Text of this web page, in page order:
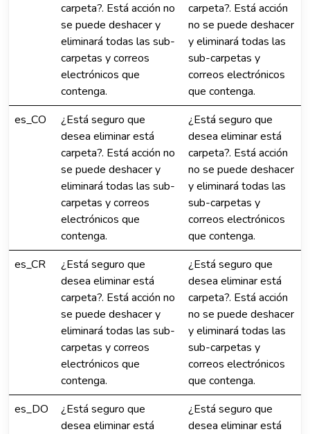
carpeta?. Está acción no
se puede deshacer y
eliminará todas las sub-
carpetas y correos
electrónicos que
contenga.
carpeta?. Está acción
no se puede deshacer
y eliminará todas las
sub-carpetas y
correos electrónicos
que contenga.
es_CO
¿Está seguro que
desea eliminar está
carpeta?. Está acción no
se puede deshacer y
eliminará todas las sub-
carpetas y correos
electrónicos que
contenga.
¿Está seguro que
desea eliminar está
carpeta?. Está acción
no se puede deshacer
y eliminará todas las
sub-carpetas y
correos electrónicos
que contenga.
es_CR
¿Está seguro que
desea eliminar está
carpeta?. Está acción no
se puede deshacer y
eliminará todas las sub-
carpetas y correos
electrónicos que
contenga.
¿Está seguro que
desea eliminar está
carpeta?. Está acción
no se puede deshacer
y eliminará todas las
sub-carpetas y
correos electrónicos
que contenga.
es_DO
¿Está seguro que
desea eliminar está
¿Está seguro que
desea eliminar está